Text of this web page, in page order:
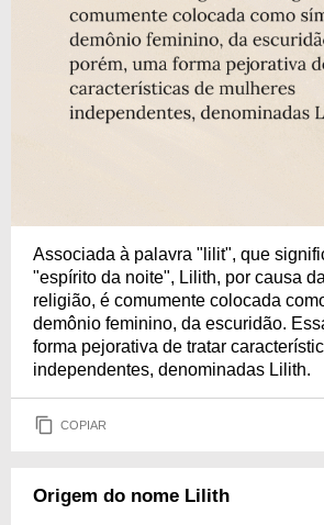
Associada à palavra "lilit", que
"espírito da noite", Lilith, por causa
religião, é comumente colocada
demônio feminino, da escuridão.
forma pejorativa de tratar
independentes, denominadas Lilith.
COPIAR
Origem do nome Lilith